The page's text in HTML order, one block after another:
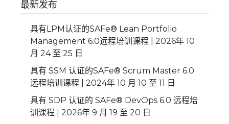
最新发布
具有LPM认证的SAFe® Lean Portfolio
Management 6.0远程培训课程 | 2026年 10
月 24 至 25 日
具有 SSM 认证的SAFe® Scrum Master 6.0
远程培训课程 | 2024年 10 月 10 至 11 日
具有 SDP 认证的 SAFe® DevOps 6.0 远程培
训课程 | 2026年 9 月 19 至 20 日